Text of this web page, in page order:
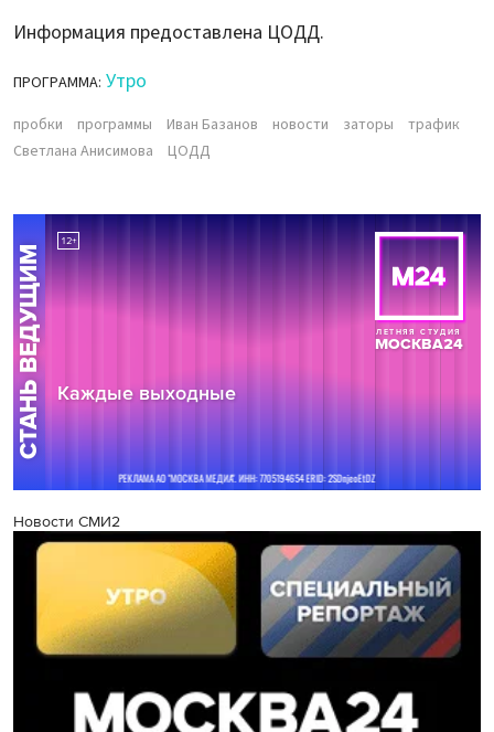
Информация предоставлена ЦОДД.
ПРОГРАММА: Утро
пробки программы Иван Базанов новости заторы
трафик
Светлана Анисимова
ЦОДД
Новости СМИ2